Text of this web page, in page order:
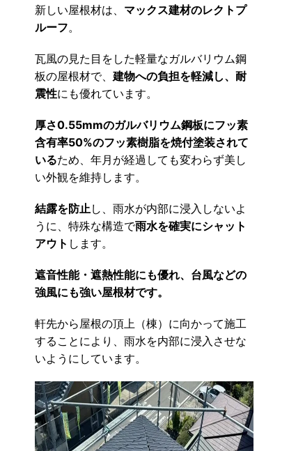
新しい屋根材は、 マックス建材のレクトプ
ルーフ。
瓦風の見た目をした軽量なガルバリウム鋼
板の屋根材で、 建物への負担を軽減し、耐
震性にも優れています。
厚さ0.55mmのガルバリウム鋼板にフッ素
含有率50%のフッ素樹脂を焼付塗装されて
いるため、年月が経過しても変わらず美し
い外観を維持します。
結露を防止し、雨水が内部に浸入しないよ
うに、特殊な構造で雨水を確実にシャット
アウト します。
遮音性能・遮熱性能にも優れ、台風などの
強風にも強い屋根材です。
軒先から屋根の頂上（棟）に向かって施工
することにより、雨水を内部に浸入させな
いようにしています。